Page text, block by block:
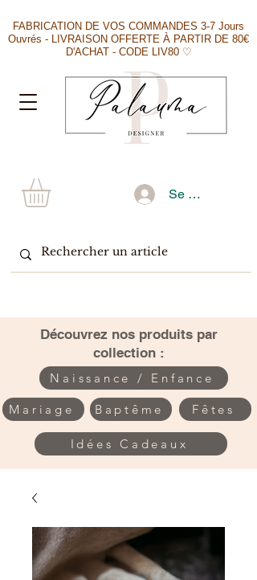
FABRICATION DE VOS COMMANDES 3-7 Jours
Ouvrés - LIVRAISON OFFERTE À PARTIR DE 80€
D'ACHAT - CODE LIV80 ♡
Se connecter
​Découvrez nos produits par
collection :
Naissance / Enfance
Mariage Baptême Fêtes
Idées Cadeaux